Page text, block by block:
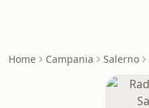
Home Campania Salerno